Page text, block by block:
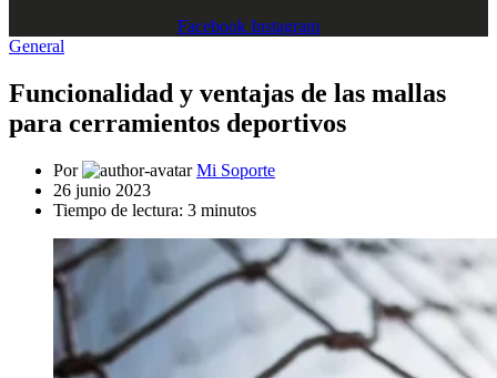
Facebook Instagram
General
Funcionalidad y ventajas de las mallas
para cerramientos deportivos
Por
Mi Soporte
26 junio 2023
Tiempo de lectura: 3 minutos